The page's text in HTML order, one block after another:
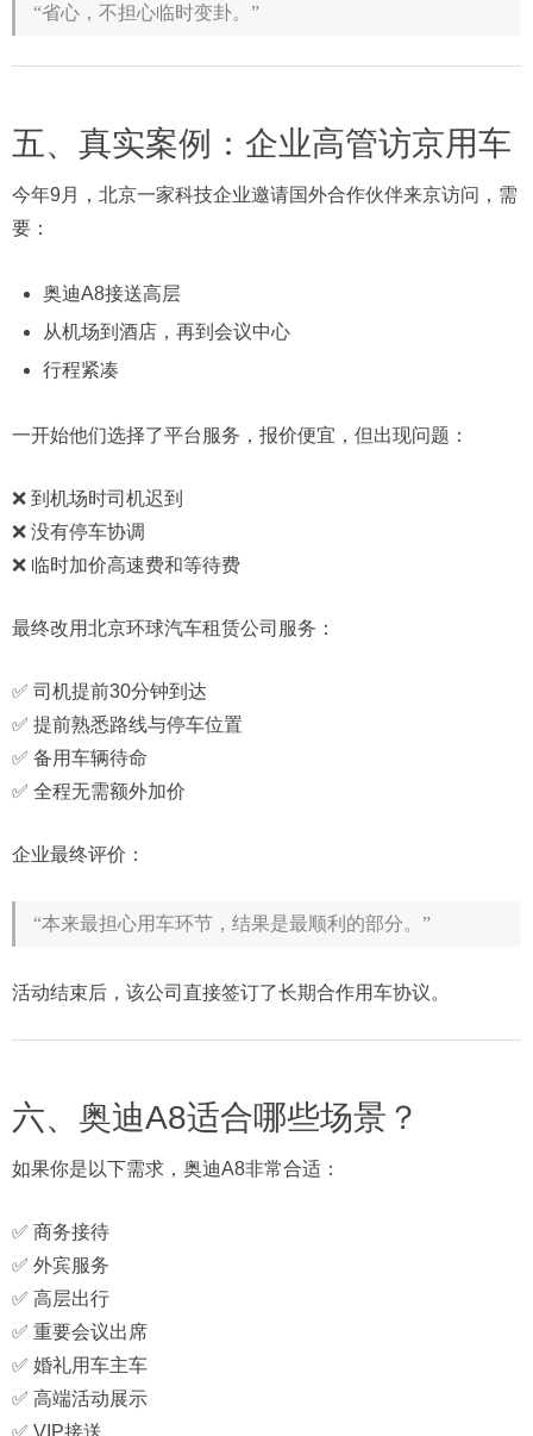
“省心，不担心临时变卦。”
五、真实案例：企业高管访京用车
今年9月，北京一家科技企业邀请国外合作伙伴来京访问，需
要：
奥迪A8接送高层
从机场到酒店，再到会议中心
行程紧凑
一开始他们选择了平台服务，报价便宜，但出现问题：
❌ 到机场时司机迟到
❌ 没有停车协调
❌ 临时加价高速费和等待费
最终改用北京环球汽车租赁公司服务：
✅ 司机提前30分钟到达
✅ 提前熟悉路线与停车位置
✅ 备用车辆待命
✅ 全程无需额外加价
企业最终评价：
“本来最担心用车环节，结果是最顺利的部分。”
活动结束后，该公司直接签订了长期合作用车协议。
六、奥迪A8适合哪些场景？
如果你是以下需求，奥迪A8非常合适：
✅ 商务接待
✅ 外宾服务
✅ 高层出行
✅ 重要会议出席
✅ 婚礼用车主车
✅ 高端活动展示